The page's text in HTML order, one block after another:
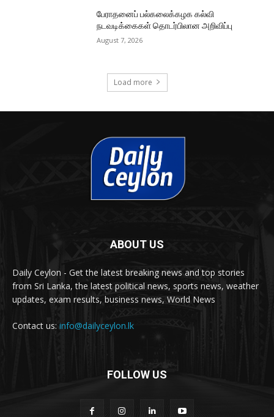
பேராதனைப் பல்கலைக்கழக கல்வி
நடவடிக்கைகள் தொடர்பிலான அறிவிப்பு
August 7, 2026
Load more
ABOUT US
Daily Ceylon - Get the latest breaking news and top stories
from Sri Lanka, the latest political news, sports news, weather
updates, exam results, business news, World News
Contact us: info@dailyceylon.lk
FOLLOW US